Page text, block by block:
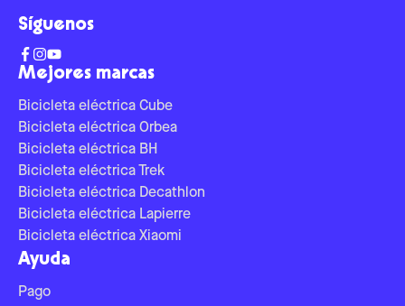
Mejores marcas
Bicicleta eléctrica Cube
Bicicleta eléctrica Orbea
Bicicleta eléctrica BH
Bicicleta eléctrica Trek
Bicicleta eléctrica Decathlon
Bicicleta eléctrica Lapierre
Bicicleta eléctrica Xiaomi
Ayuda
Pago
Síguenos